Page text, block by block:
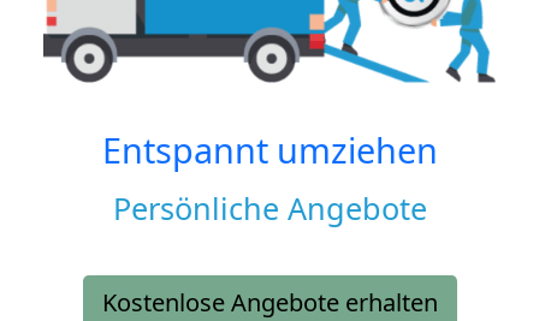
Entspannt umziehen
Persönliche Angebote
Kostenlose Angebote erhalten